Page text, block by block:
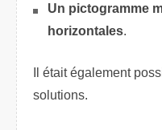
Un pictogramme
horizontales.
Il était également
solutions.